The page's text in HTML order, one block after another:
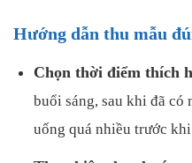
Hướng dẫn thu mẫu
Chọn thời điểm thích
buổi sáng, sau khi đã có
uống quá nhiều trước